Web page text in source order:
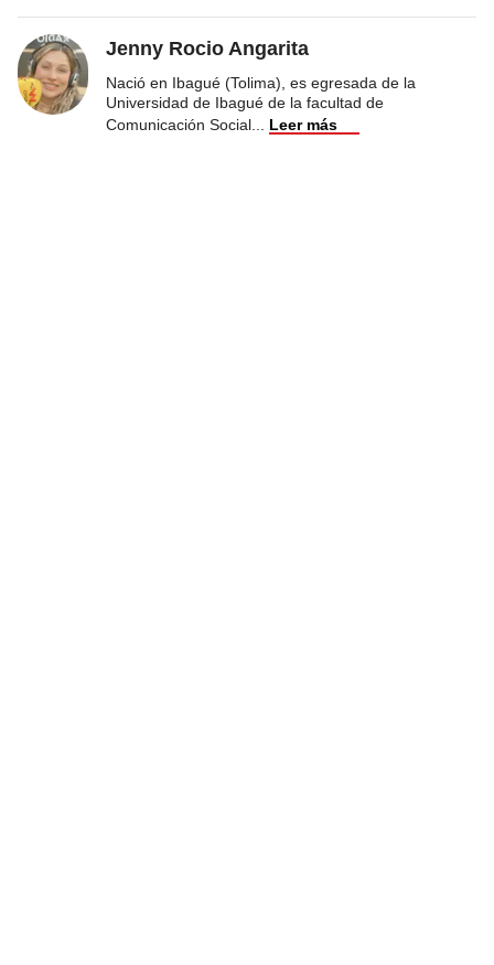
Jenny Rocio Angarita
Nació en Ibagué (Tolima), es egresada de la
Universidad de Ibagué de la facultad de
Comunicación Social
Leer más